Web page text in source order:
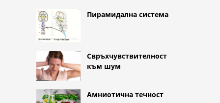
Пирамидална система
Свръхчувствителност
към шум
Амниотична течност